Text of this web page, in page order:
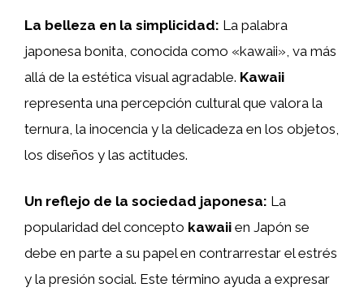
La belleza en la simplicidad: La palabra
japonesa bonita, conocida como «kawaii», va más
allá de la estética visual agradable. Kawaii
representa una percepción cultural que valora la
ternura, la inocencia y la delicadeza en los objetos,
los diseños y las actitudes.
Un reflejo de la sociedad japonesa: La
popularidad del concepto kawaii en Japón se
debe en parte a su papel en contrarrestar el estrés
y la presión social. Este término ayuda a expresar